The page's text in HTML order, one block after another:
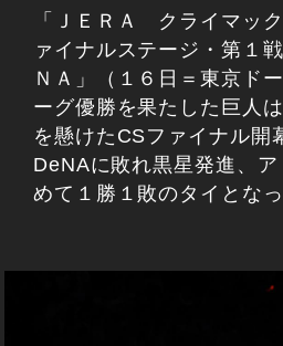
「ＪＥＲＡ クライマッ
ァイナルステージ・第１
ＮＡ」（１６日＝東京ド
ーグ優勝を果たした巨人
を懸けたCSファイナル開
DeNAに敗れ黒星発進、
めて１勝１敗のタイとなっ